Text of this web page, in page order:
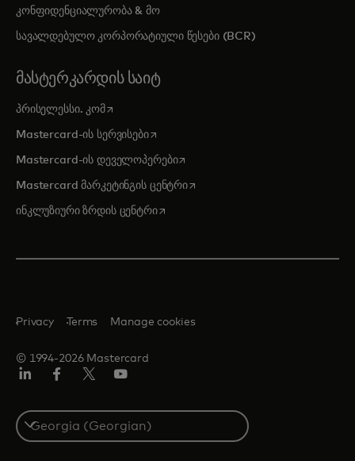
კონფიდენციალურობა & მო
სავალდებულო კორპორატიული წესები (BCR)
ᲛᲐᲡᲢᲔᲠᲙᲐᲠᲓᲘᲡ ᲡᲐᲘᲢ
პრისელესსი. კომopens in a new tab
Mastercard-ის სერვისებიopens in a new tab
Mastercard-ის დეველოპერებიopens in a new tab
Mastercard მარკეტინგის ცენტრიopens in a new tab
ინკლუზიური ზრდის ცენტრიopens in a new tab
© 1994-2026 Mastercard
Privacy Terms Manage cookies
Select
a
country